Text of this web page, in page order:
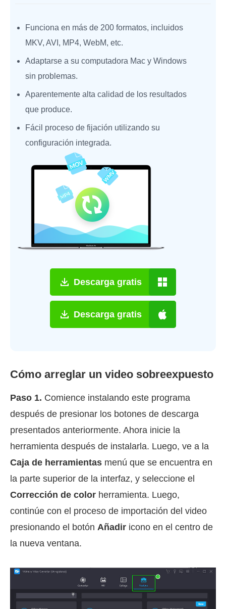
Funciona en más de 200 formatos, incluidos
MKV, AVI, MP4, WebM, etc.
Adaptarse a su computadora Mac y Windows
sin problemas.
Aparentemente alta calidad de los resultados
que produce.
Fácil proceso de fijación utilizando su
configuración integrada.
Descarga gratis
Descarga gratis
Cómo arreglar un video sobreexpuesto
Paso 1. Comience instalando este programa
después de presionar los botones de descarga
presentados anteriormente. Ahora inicie la
herramienta después de instalarla. Luego, ve a la
Caja de herramientas menú que se encuentra en
la parte superior de la interfaz, y seleccione el
Corrección de color herramienta. Luego,
continúe con el proceso de importación del video
presionando el botón Añadir icono en el centro de
la nueva ventana.